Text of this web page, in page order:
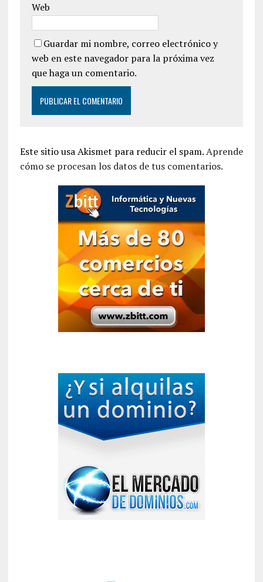
Web
Guardar mi nombre, correo electrónico y
web en este navegador para la próxima vez
que haga un comentario.
Este sitio usa Akismet para reducir el spam.Aprende
cómo se procesan los datos de tus comentarios.